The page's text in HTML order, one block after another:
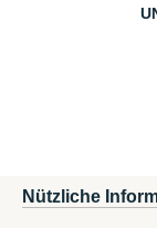
Nützliche